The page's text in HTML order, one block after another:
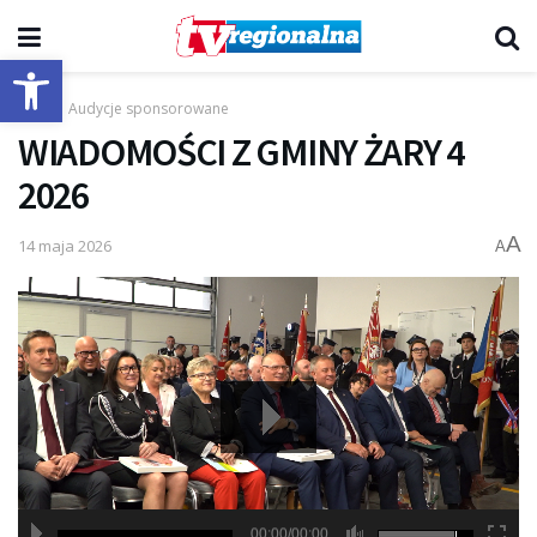
Otwórz pasek narzędzi
Start Audycje sponsorowane
WIADOMOŚCI Z GMINY ŻARY 4
2026
14 maja 2026 AA
00:00/00:00